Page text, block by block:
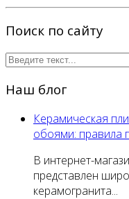
Поиск по сайту
Наш блог
Керамическая
обоями: правила
В интернет-
представлен
керамогранита...